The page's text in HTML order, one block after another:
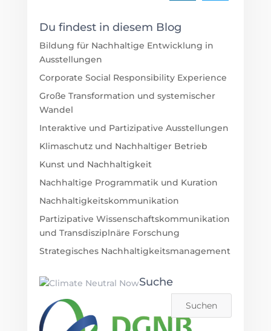
Du findest in diesem Blog
Bildung für Nachhaltige Entwicklung in
Ausstellungen
Corporate Social Responsibility Experience
Große Transformation und systemischer
Wandel
Interaktive und Partizipative Ausstellungen
Klimaschutz und Nachhaltiger Betrieb
Kunst und Nachhaltigkeit
Nachhaltige Programmatik und Kuration
Nachhaltigkeitskommunikation
Partizipative Wissenschaftskommunikation
und Transdisziplnäre Forschung
Strategisches Nachhaltigkeitsmanagement
Suche